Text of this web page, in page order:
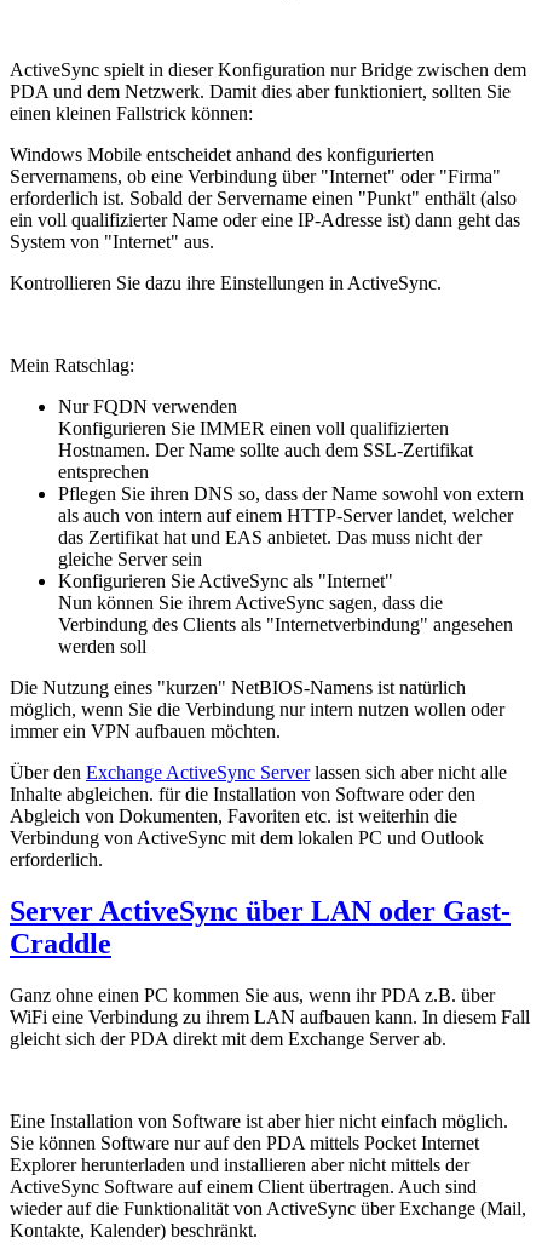
ActiveSync spielt in dieser Konfiguration nur Bridge zwischen dem
PDA und dem Netzwerk. Damit dies aber funktioniert, sollten Sie
einen kleinen Fallstrick können:
Windows Mobile entscheidet anhand des konfigurierten
Servernamens, ob eine Verbindung über "Internet" oder "Firma"
erforderlich ist. Sobald der Servername einen "Punkt" enthält (also
ein voll qualifizierter Name oder eine IP-Adresse ist) dann geht das
System von "Internet" aus.
Kontrollieren Sie dazu ihre Einstellungen in ActiveSync.
Mein Ratschlag:
Nur FQDN verwenden
Konfigurieren Sie IMMER einen voll qualifizierten
Hostnamen. Der Name sollte auch dem SSL-Zertifikat
entsprechen
Pflegen Sie ihren DNS so, dass der Name sowohl von extern
als auch von intern auf einem HTTP-Server landet, welcher
das Zertifikat hat und EAS anbietet. Das muss nicht der
gleiche Server sein
Konfigurieren Sie ActiveSync als "Internet"
Nun können Sie ihrem ActiveSync sagen, dass die
Verbindung des Clients als "Internetverbindung" angesehen
werden soll
Die Nutzung eines "kurzen" NetBIOS-Namens ist natürlich
möglich, wenn Sie die Verbindung nur intern nutzen wollen oder
immer ein VPN aufbauen möchten.
Über den Exchange ActiveSync Serverlassen sich aber nicht alle
Inhalte abgleichen. für die Installation von Software oder den
Abgleich von Dokumenten, Favoriten etc. ist weiterhin die
Verbindung von ActiveSync mit dem lokalen PC und Outlook
erforderlich.
Server ActiveSync über LAN oder Gast-
Craddle
Ganz ohne einen PC kommen Sie aus, wenn ihr PDA z.B. über
WiFi eine Verbindung zu ihrem LAN aufbauen kann. In diesem Fall
gleicht sich der PDA direkt mit dem Exchange Server ab.
Eine Installation von Software ist aber hier nicht einfach möglich.
Sie können Software nur auf den PDA mittels Pocket Internet
Explorer herunterladen und installieren aber nicht mittels der
ActiveSync Software auf einem Client übertragen. Auch sind
wieder auf die Funktionalität von ActiveSync über Exchange (Mail,
Kontakte, Kalender) beschränkt.